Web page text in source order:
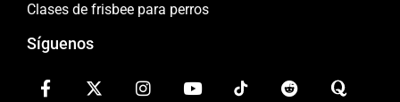
Clases de frisbee para perros
Síguenos